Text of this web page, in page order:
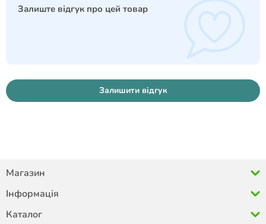
Залиште відгук про цей товар
Залишити відгук
Магазин
Інформація
Каталог